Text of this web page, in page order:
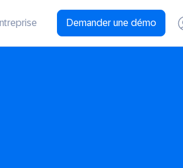
Demander une démo